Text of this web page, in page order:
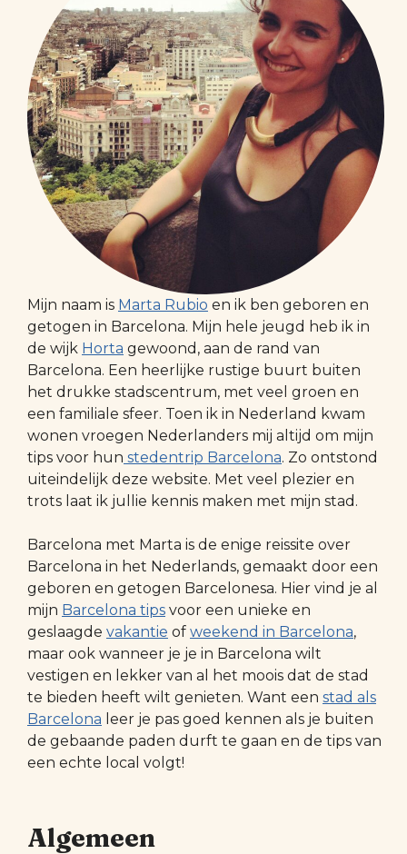
Mijn naam is Marta Rubio en ik ben geboren en
getogen in Barcelona. Mijn hele jeugd heb ik in
de wijk Horta gewoond, aan de rand van
Barcelona. Een heerlijke rustige buurt buiten
het drukke stadscentrum, met veel groen en
een familiale sfeer. Toen ik in Nederland kwam
wonen vroegen Nederlanders mij altijd om mijn
tips voor hun stedentrip Barcelona. Zo ontstond
uiteindelijk deze website. Met veel plezier en
trots laat ik jullie kennis maken met mijn stad.
Barcelona met Marta is de enige reissite over
Barcelona in het Nederlands, gemaakt door een
geboren en getogen Barcelonesa. Hier vind je al
mijn Barcelona tips voor een unieke en
geslaagde vakantie of weekend in Barcelona,
maar ook wanneer je je in Barcelona wilt
vestigen en lekker van al het moois dat de stad
te bieden heeft wilt genieten. Want een stad als
Barcelona leer je pas goed kennen als je buiten
de gebaande paden durft te gaan en de tips van
een echte local volgt!
Algemeen